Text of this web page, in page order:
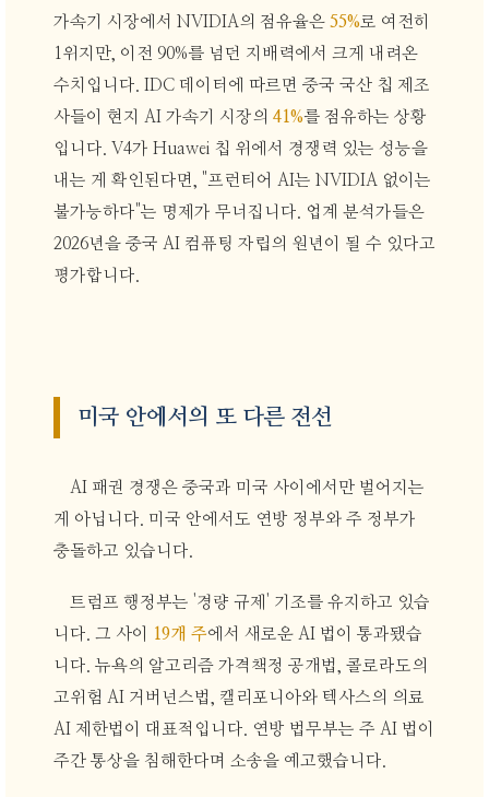
가속기 시장에서 NVIDIA의 점유율은 55% 로 여전히
1위지만, 이전 90%를 넘던 지배력에서 크게 내려온
수치입니다. IDC 데이터에 따르면 중국 국산 칩 제조
사들이 현지 AI 가속기 시장의 41%를 점유하는 상황
입니다. V4가 Huawei 칩 위에서 경쟁력 있는 성능을
내는 게 확인된다면, "프런티어 AI는 NVIDIA 없이는
불가능하다"는 명제가 무너집니다. 업계 분석가들은
2026년을 중국 AI 컴퓨팅 자립의 원년이 될 수 있다고
평가합니다.
미국 안에서의 또 다른 전선
AI 패권 경쟁은 중국과 미국 사이에서만 벌어지는
게 아닙니다. 미국 안에서도 연방 정부와 주 정부가
충돌하고 있습니다.
트럼프 행정부는 '경량 규제' 기조를 유지하고 있습
니다. 그 사이
19개 주에서 새로운 AI 법이 통과됐습
니다. 뉴욕의 알고리즘 가격책정 공개법, 콜로라도의
고위험 AI 거버넌스법, 캘리포니아와 텍사스의 의료
AI 제한법이 대표적입니다. 연방 법무부는 주 AI 법이
주간 통상을 침해한다며 소송을 예고했습니다.